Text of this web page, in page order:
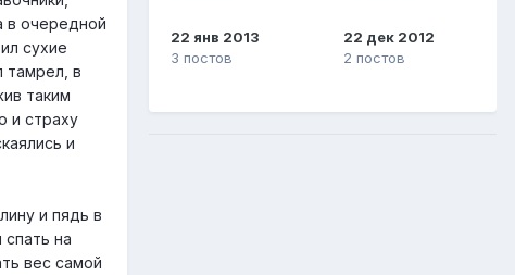
в очередной
сухие
тамрел, в
таким
и страху
и
и пядь в
на
вес самой
22 янв 2013
3 постов
22 дек 2012
2 постов